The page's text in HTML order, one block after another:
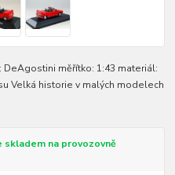
DeAgostini měřítko: 1:43 materiál:
Velká historie v malých modelech
skladem na provozovně